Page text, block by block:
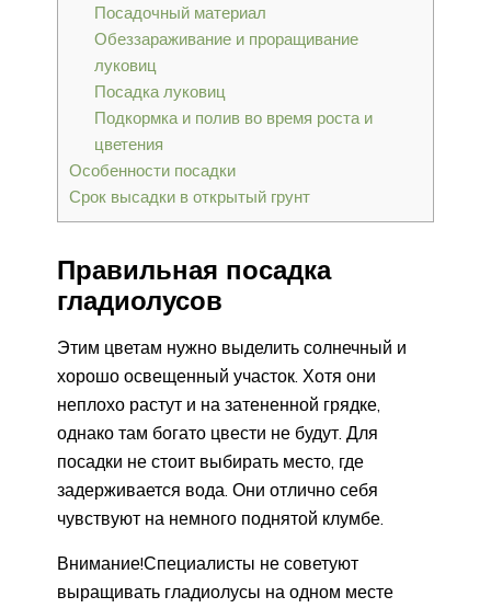
Посадочный материал
Обеззараживание и проращивание
луковиц
Посадка луковиц
Подкормка и полив во время роста и
цветения
Особенности посадки
Срок высадки в открытый грунт
Правильная посадка
гладиолусов
Этим цветам нужно выделить солнечный и
хорошо освещенный участок. Хотя они
неплохо растут и на затененной грядке,
однако там богато цвести не будут. Для
посадки не стоит выбирать место, где
задерживается вода. Они отлично себя
чувствуют на немного поднятой клумбе.
Внимание!Специалисты не советуют
выращивать гладиолусы на одном месте